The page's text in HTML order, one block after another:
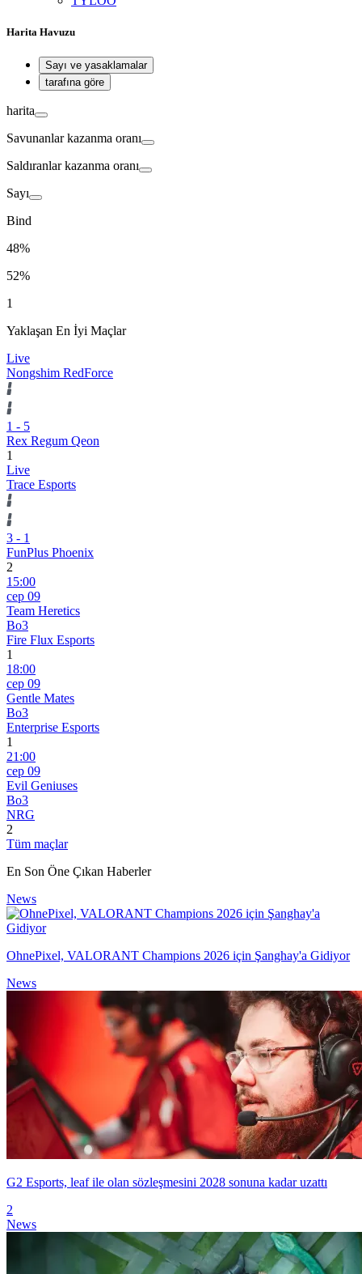
Harita Havuzu
Sayı ve yasaklamalar
tarafına göre
harita
Savunanlarkazanma oranı
Saldıranlarkazanma oranı
Sayı
Bind
48%
52%
1
Yaklaşan En İyi Maçlar
Live
Nongshim RedForce
1 - 5
Rex Regum Qeon
1
Live
Trace Esports
3 - 1
FunPlus Phoenix
2
15:00
сер 09
Team Heretics
Bo3
Fire Flux Esports
1
18:00
сер 09
Gentle Mates
Bo3
Enterprise Esports
1
21:00
сер 09
Evil Geniuses
Bo3
NRG
2
Tüm maçlar
En Son Öne Çıkan Haberler
News
OhnePixel, VALORANT Champions 2026 için Şanghay'a Gidiyor
News
G2 Esports, leaf ile olan sözleşmesini 2028 sonuna kadar uzattı
2
News